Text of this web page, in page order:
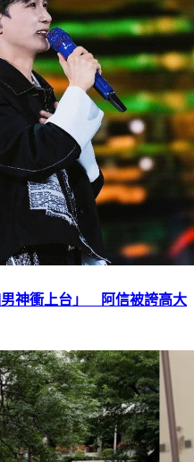
男神衝上台」 阿信被誇高大